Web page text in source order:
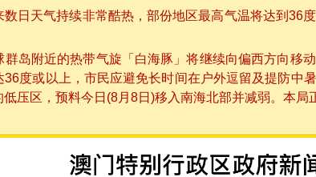
日天气持续非常酷热，部份地区最高气温将达到
岛附近的热带气旋「白海豚」将继续向偏西方向移
度或以上，市民应避免长时间在户外逗留及提防中
压区，预料今日(8月8日)移入南海北部并减弱。本